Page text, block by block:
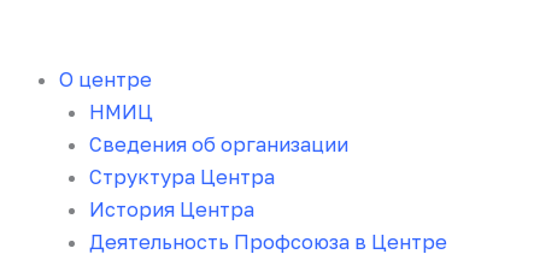
О центре
НМИЦ
Сведения об организации
Структура Центра
История Центра
Деятельность Профсоюза в Центре